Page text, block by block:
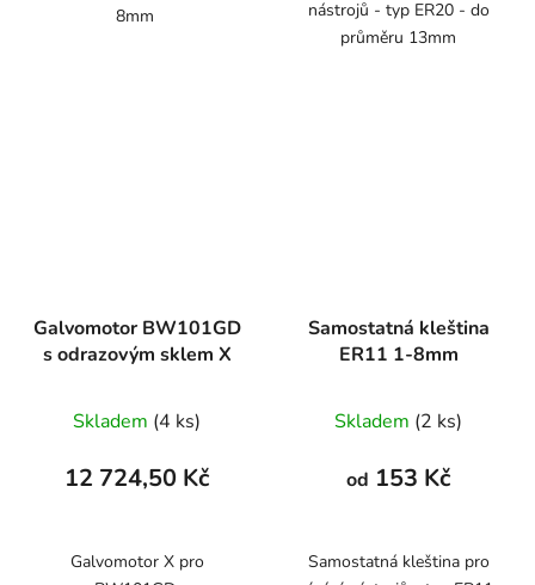
8mm
nástrojů - typ ER20 - do
průměru 13mm
Galvomotor BW101GD
s odrazovým sklem X
Skladem (4 ks)
12 724,50 Kč
Galvomotor X pro
Samostatná kleština
ER11 1-8mm
Skladem (2 ks)
od 153 Kč
Samostatná kleština pro